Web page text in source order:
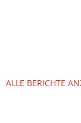
ALLE BERICHTE